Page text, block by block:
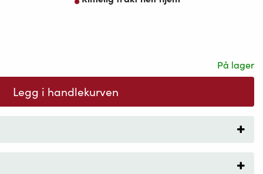
På lager
Legg i handlekurven